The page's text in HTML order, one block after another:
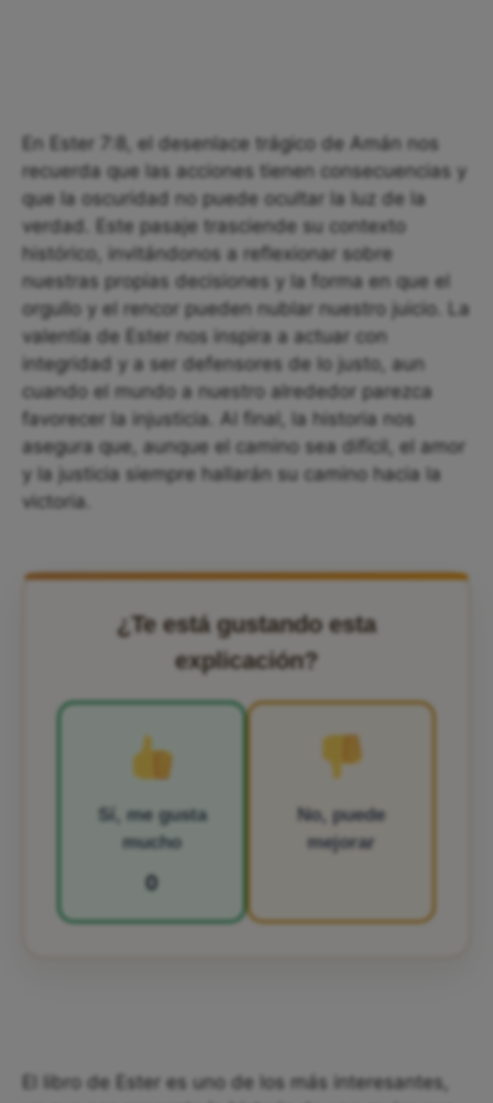
En Ester 7:8, el desenlace trágico de Amán nos
recuerda que las acciones tienen consecuencias y
que la oscuridad no puede ocultar la luz de la
verdad. Este pasaje trasciende su contexto
histórico, invitándonos a reflexionar sobre
nuestras propias decisiones y la forma en que el
orgullo y el rencor pueden nublar nuestro juicio. La
valentía de Ester nos inspira a actuar con
integridad y a ser defensores de lo justo, aun
cuando el mundo a nuestro alrededor parezca
favorecer la injusticia. Al final, la historia nos
asegura que, aunque el camino sea difícil, el amor
y la justicia siempre hallarán su camino hacia la
victoria.
¿Te está gustando esta
explicación?
Sí, me gusta
mucho
0
No, puede
mejorar
El libro de Ester es uno de los más interesantes,